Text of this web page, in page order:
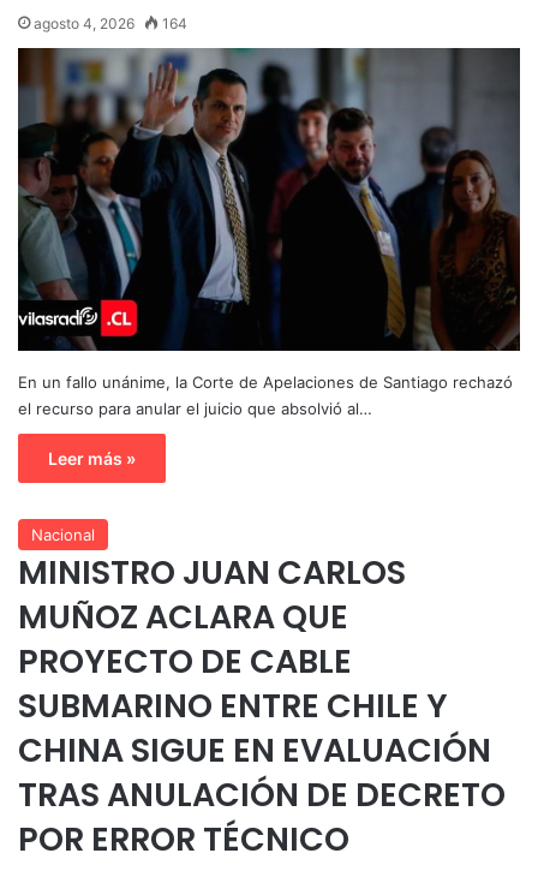
agosto 4, 2026 164
En un fallo unánime, la Corte de Apelaciones de Santiago rechazó
el recurso para anular el juicio que absolvió al…
Leer más »
Nacional
MINISTRO JUAN CARLOS
MUÑOZ ACLARA QUE
PROYECTO DE CABLE
SUBMARINO ENTRE CHILE Y
CHINA SIGUE EN EVALUACIÓN
TRAS ANULACIÓN DE DECRETO
POR ERROR TÉCNICO